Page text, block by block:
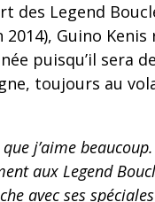
des Legend
2014), Guino
puisqu’il sera
toujours au
que j’aime
aux Legend
avec ses